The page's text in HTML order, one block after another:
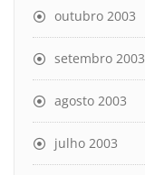
outubro 2003
setembro 2003
agosto 2003
julho 2003